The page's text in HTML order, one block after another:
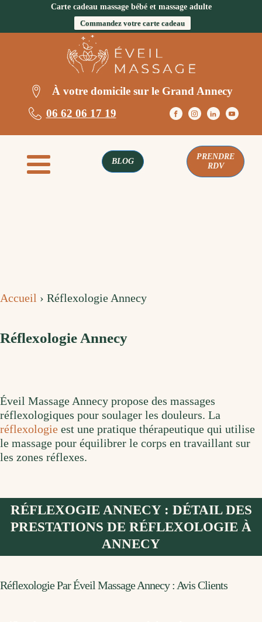
Carte cadeau massage bébé et massage adulte
Commandez votre carte cadeau
À votre domicile sur le Grand Annecy
06 62 06 17 19
BLOG
PRENDRE
RDV
Accueil › Réflexologie Annecy
Réflexologie Annecy
Éveil Massage Annecy propose des massages
réflexologiques pour soulager les douleurs. La
réflexologie est une pratique thérapeutique qui utilise
le massage pour équilibrer le corps en travaillant sur
les zones réflexes.
RÉFLEXOGIE ANNECY : DÉTAIL DES
PRESTATIONS DE RÉFLEXOLOGIE À
ANNECY
Réflexologie Par Éveil Massage Annecy : Avis Clients